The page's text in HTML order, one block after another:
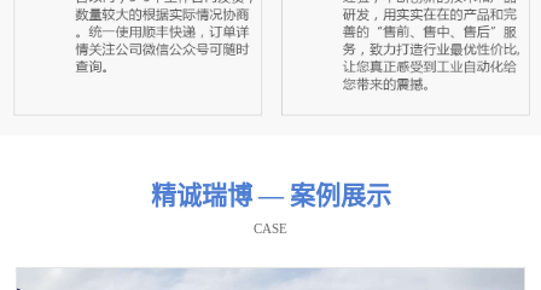
精诚瑞博 — 案例展示
CASE